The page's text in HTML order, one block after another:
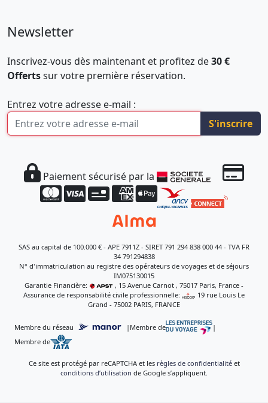
Newsletter
Inscrivez-vous dès maintenant et profitez de30 €
Offertssur votre première réservation.
Entrez votre adresse e-mail :
S'inscrire
Paiement sécurisé par la
SAS au capital de 100.000 € - APE 7911Z - SIRET 791 294 838 000 44 - TVA FR
34 791294838
N° d'immatriculation au registre des opérateurs de voyages et de séjours
IM075130015
Garantie Financière:
, 15 Avenue Carnot , 75017 Paris, France -
Assurance de responsabilité civile professionnelle:
, 19 rue Louis Le
Grand - 75002 PARIS, FRANCE
Membre du réseau | Membre de
|
Membre de
Ce site est protégé par reCAPTCHA et les règles de confidentialitéet
conditions d’utilisation de Google s’appliquent.